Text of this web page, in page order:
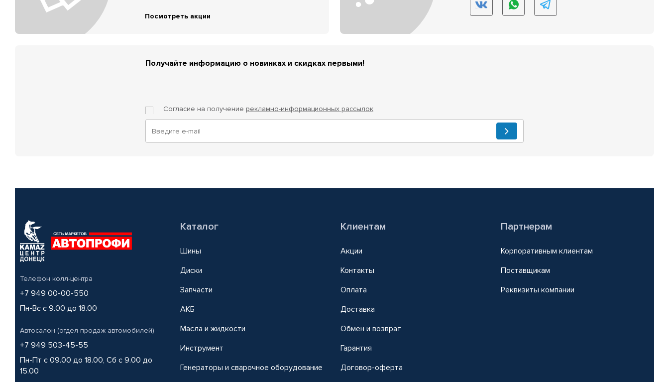
Посмотреть акции
Получайте информацию о новинках и скидках первыми!
Согласие на получение рекламно-информационных рассылок
Телефон колл-центра
+7 949 00-00-550
Пн-Вс с 9.00 до 18.00
Автосалон (отдел продаж автомобилей)
+7 949 503-45-55
Пн-Пт с 09.00 до 18.00, Сб с 9.00 до
15.00
Каталог
Шины
Диски
Запчасти
АКБ
Масла и жидкости
Инструмент
Генераторы и сварочное оборудование
Клиентам
Акции
Контакты
Оплата
Доставка
Обмен и возврат
Гарантия
Договор-оферта
Партнерам
Корпоративным клиентам
Поставщикам
Реквизиты компании